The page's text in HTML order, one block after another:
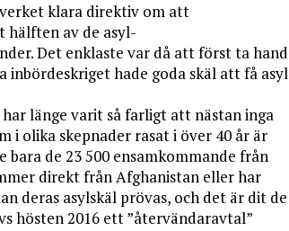
klara direktiv om att
hälften av de asyl-
Det enklaste var då att först ta hand
inbördeskriget hade goda skäl att få asyl
länge varit så farligt att nästan inga
olika skepnader rasat i över 40 år är
de 23 500 ensamkommande från
direkt från Afghanistan eller har
deras asylskäl prövas, och det är dit de
hösten 2016 ett ”återvändaravtal”